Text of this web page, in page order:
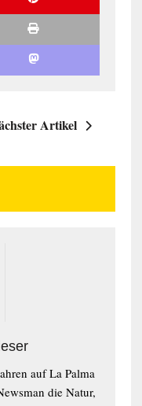
Artikel
auf La Palma
die Natur,